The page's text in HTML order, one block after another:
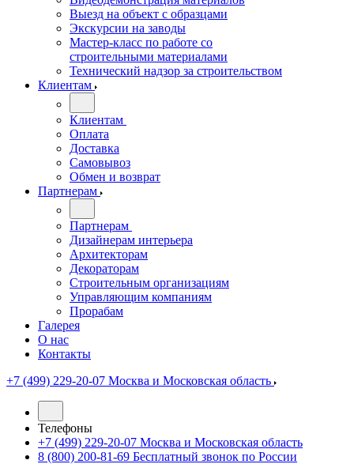
Выезд на объект с образцами
Экскурсии на заводы
Мастер-класс по работе со
строительными материалами
Технический надзор за строительством
Клиентам
Клиентам
Оплата
Доставка
Самовывоз
Обмен и возврат
Партнерам
Партнерам
Дизайнерам интерьера
Архитекторам
Декораторам
Строительным организациям
Управляющим компаниям
Прорабам
Галерея
О нас
Контакты
+7 (499) 229-20-07 Москва и Московская область
Телефоны
+7 (499) 229-20-07 Москва и Московская область
8 (800) 200-81-69 Бесплатный звонок по России